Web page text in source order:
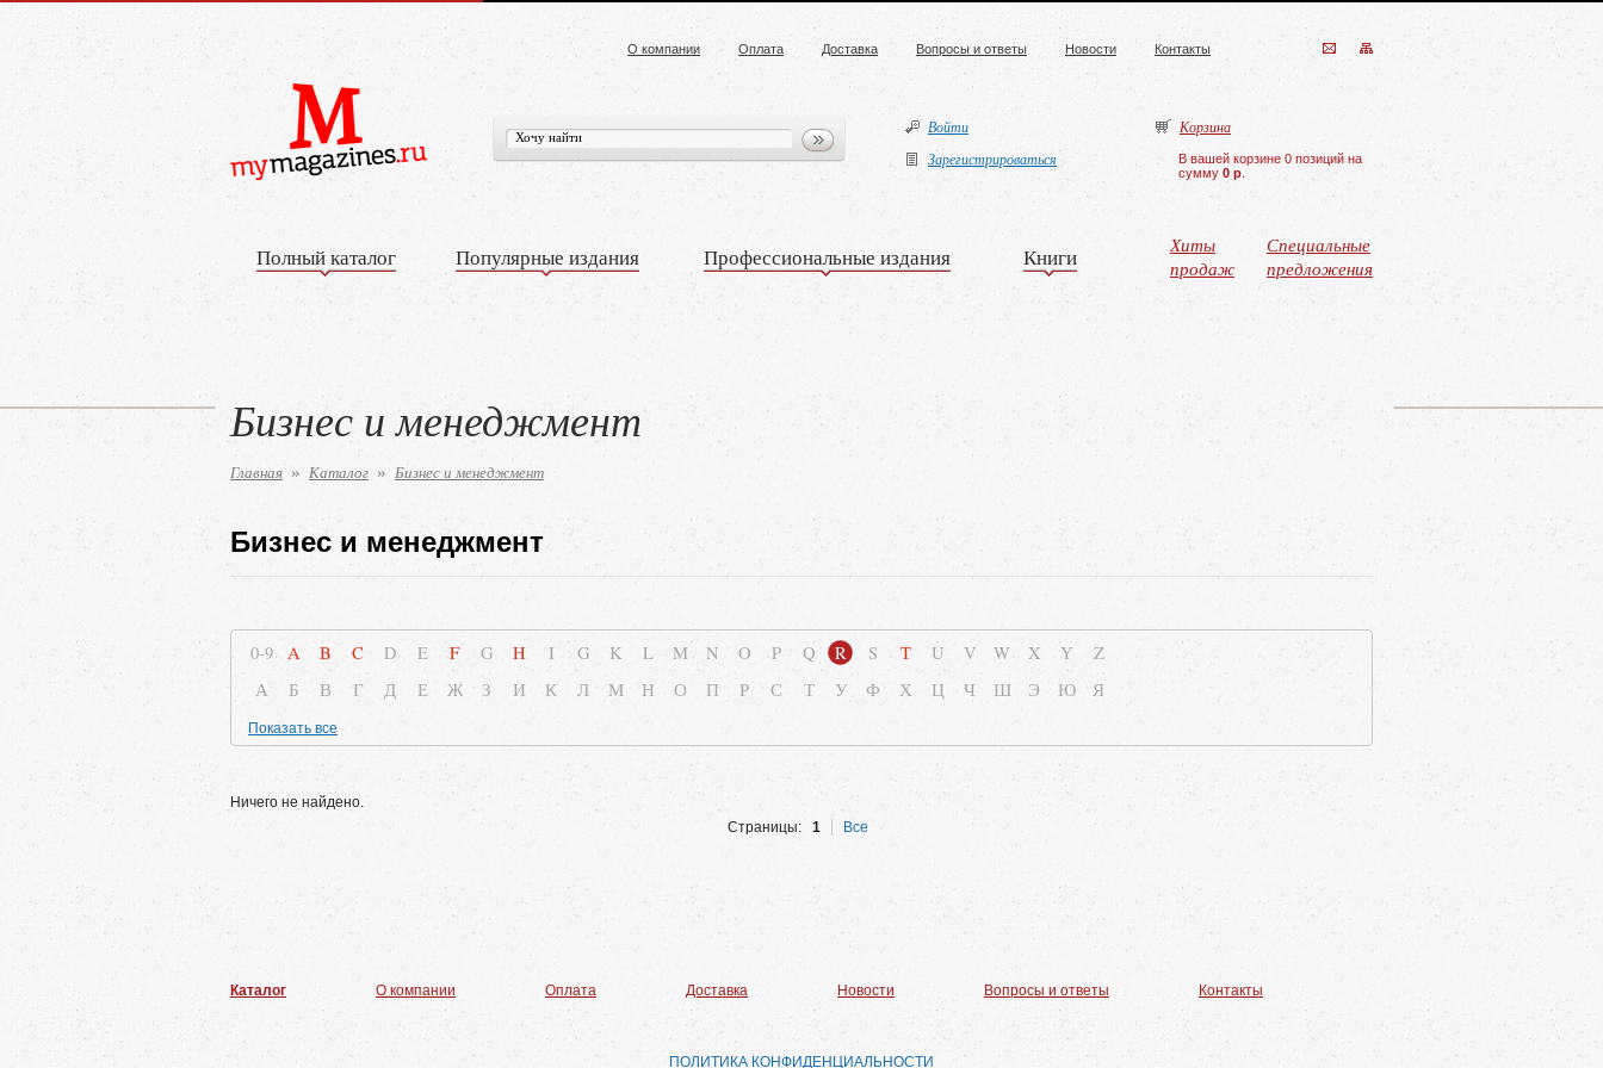
О компании Оплата Доставка Вопросы и ответы Новости Контакты
Войти
Зарегистрироваться
Корзина
В вашей корзине 0 позиций на
сумму 0 р
Полный каталог Популярные издания Профессиональные издания Книги
Хиты
продаж
Специальные
предложения
Бизнес и менеджмент
Главная » Каталог » Бизнес и менеджмент
Бизнес и менеджмент
0-9 A B C D E F G H I G K L M N O P Q R S T U V W X Y
Z
А
Б В Г Д Е Ж З И К Л М Н О П Р С Т У Ф Х Ц Ч Ш Э Ю Я
Показать все
Ничего не найдено.
Страницы:
1 Все
Каталог О компании Оплата Доставка Новости Вопросы и ответы Контакты
ПОЛИТИКА КОНФИДЕНЦИАЛЬНОСТИ